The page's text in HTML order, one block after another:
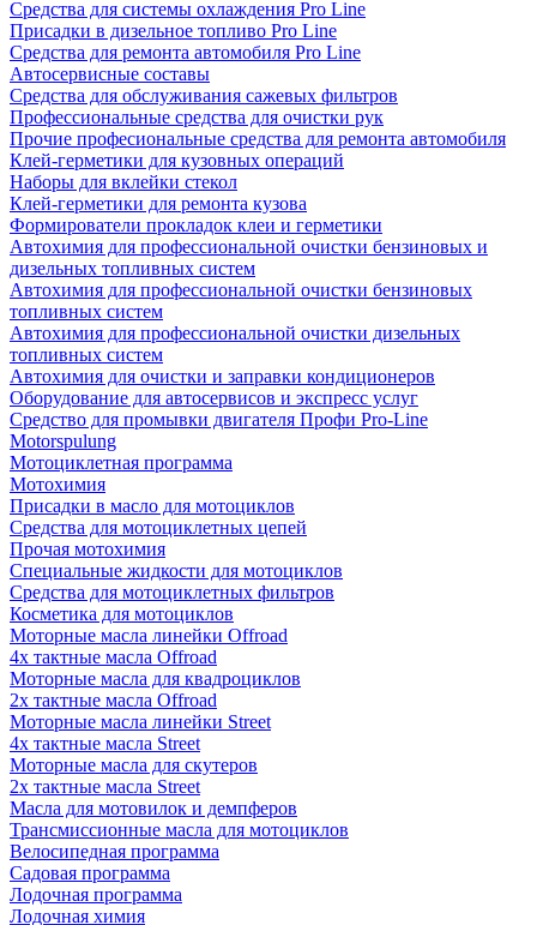
Средства для системы охлаждения Pro Line
Присадки в дизельное топливо Pro Line
Средства для ремонта автомобиля Pro Line
Автосервисные составы
Средства для обслуживания сажевых фильтров
Профессиональные средства для очистки рук
Прочие професиональные средства для ремонта автомобиля
Клей-герметики для кузовных операций
Наборы для вклейки стекол
Клей-герметики для ремонта кузова
Формирователи прокладок клеи и герметики
Автохимия для профессиональной очистки бензиновых и
дизельных топливных систем
Автохимия для профессиональной очистки бензиновых
топливных систем
Автохимия для профессиональной очистки дизельных
топливных систем
Автохимия для очистки и заправки кондиционеров
Оборудование для автосервисов и экспресс услуг
Средство для промывки двигателя Профи Pro-Line
Motorspulung
Мотоциклетная программа
Мотохимия
Присадки в масло для мотоциклов
Средства для мотоциклетных цепей
Прочая мотохимия
Специальные жидкости для мотоциклов
Средства для мотоциклетных фильтров
Косметика для мотоциклов
Моторные масла линейки Offroad
4х тактные масла Offroad
Моторные масла для квадроциклов
2х тактные масла Offroad
Моторные масла линейки Street
4х тактные масла Street
Моторные масла для скутеров
2х тактные масла Street
Масла для мотовилок и демпферов
Трансмиссионные масла для мотоциклов
Велосипедная программа
Садовая программа
Лодочная программа
Лодочная химия